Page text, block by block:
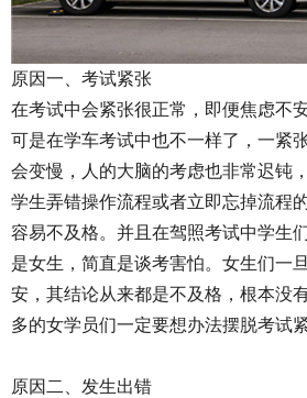
原因一、考试紧张
在考试中会紧张很正常，即便焦虑不
可是在学车考试中也不一样了，一紧
会变慢，人的大脑的考虑也非常迟钝
学生弄错操作流程或者立即忘掉流程
容易不及格。并且在驾照考试中学生
是女生，简直是谈考害怕。女生们一
安，其结论从来都是不及格，根本没
多的女学员们一定要想办法摆脱考试
原因二、发生出错